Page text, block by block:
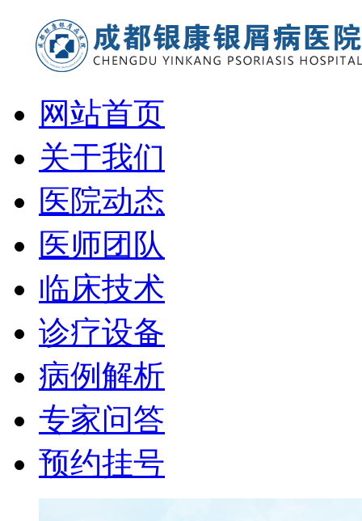
网站首页
关于我们
医院动态
医师团队
临床技术
诊疗设备
病例解析
专家问答
预约挂号